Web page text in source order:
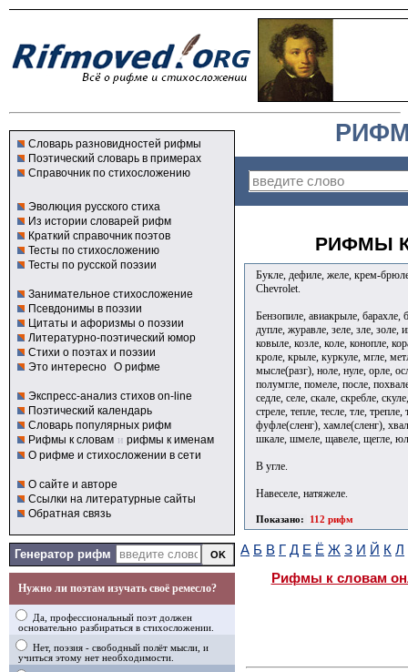
Словарь разновидностей рифмы
Поэтический словарь в примерах
Справочник по стихосложению
Эволюция русского стиха
Из истории словарей рифм
Краткий справочник поэтов
Тесты по стихосложению
Тесты по русской поэзии
Занимательное стихосложение
Псевдонимы в поэзии
Цитаты и афоризмы о поэзии
Литературно-поэтический юмор
Стихи о поэтах и поэзии
Это интересно О рифме
Экспресс-анализ стихов on-line
Поэтический календарь
Словарь популярных рифм
Рифмы к словам и рифмы к именам
О рифме и стихосложении в сети
О сайте и авторе
Ссылки на литературные сайты
Обратная связь
Генератор рифм
Нужно ли поэтам изучать своё ремесло?
Да, профессиональный поэт должен
основательно разбираться в стихосложении.
Нет, поэзия - свободный полёт мысли, и
учиться этому нет необходимости.
РИФМЫ
Букле, дефиле, желе, крем-
Chevrolet.
Бензопиле, авиакрыле, барахле,
дупле, журавле, зеле, зле, золе,
ковыле, козле, коле, конопле,
кроле, крыле, куркуле, мгле,
мысле(разг), ноле, нуле, орле,
полумгле, помеле, после,
седле, селе, скале, скребле,
стреле, тепле, тесле, тле,
фуфле(сленг), хамле(сленг),
шкале, шмеле, щавеле, щегле,
В угле.
Навеселе, натяжеле.
Показано: 112 рифм
А Б В Г Д Е Ё Ж З И Й К Л
Рифмы к словам